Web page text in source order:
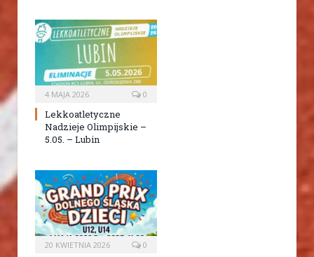
4 MAJA 2026 0
Lekkoatletyczne
Nadzieje Olimpijskie –
5.05. – Lubin
20 KWIETNIA 2026 0